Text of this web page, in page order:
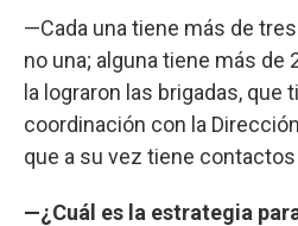
—Cada una tiene más de tres
no una; alguna tiene más de
la lograron las brigadas, que
coordinación con la
que a su vez tiene
—¿Cuál es la estrategia